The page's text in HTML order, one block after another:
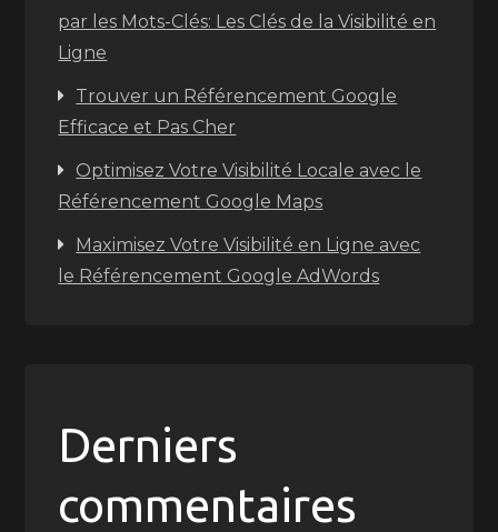
par les Mots-Clés: Les Clés de la Visibilité en
Ligne
Trouver un Référencement Google
Efficace et Pas Cher
Optimisez Votre Visibilité Locale avec le
Référencement Google Maps
Maximisez Votre Visibilité en Ligne avec
le Référencement Google AdWords
Derniers
commentaires